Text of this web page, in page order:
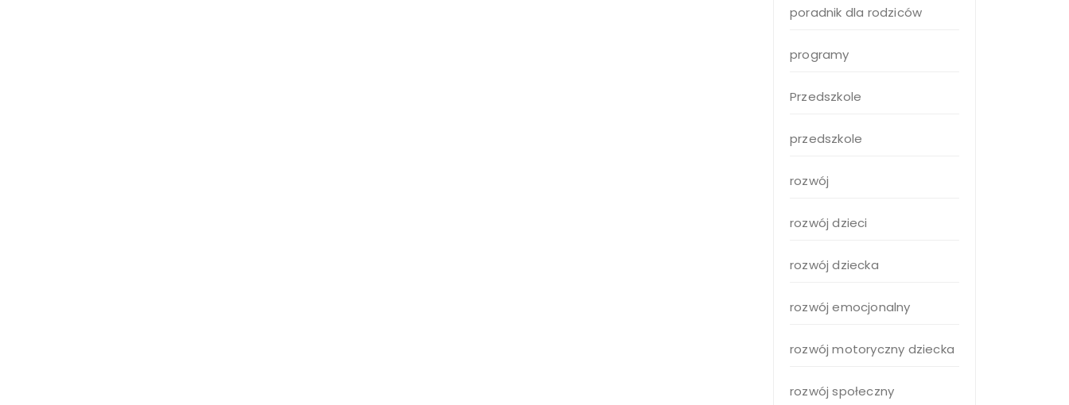
poradnik dla rodziców
programy
Przedszkole
przedszkole
rozwój
rozwój dzieci
rozwój dziecka
rozwój emocjonalny
rozwój motoryczny dziecka
rozwój społeczny